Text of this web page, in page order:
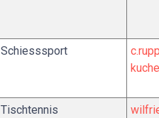
Schiesssport
Tischtennis